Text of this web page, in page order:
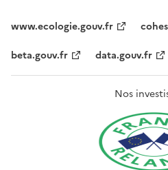
www.ecologie.gouv.fr
beta.gouv.fr
data.gouv.fr
Nos